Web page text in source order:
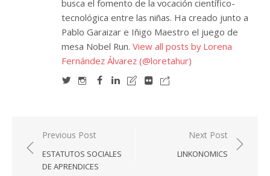
busca el fomento de la vocación científico-
tecnológica entre las niñas. Ha creado junto a
Pablo Garaizar e Iñigo Maestro el juego de
mesa Nobel Run. View all posts by Lorena
Fernández Álvarez (@loretahur)
Navegación
de
entradas
Previous Post
ESTATUTOS SOCIALES
DE APRENDICES
Next Post
LINKONOMICS